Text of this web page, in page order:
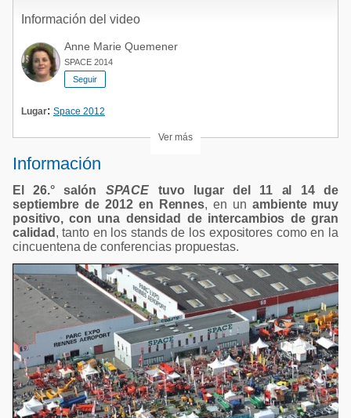
Información del video
Anne Marie Quemener
SPACE 2014
Seguir
Lugar: Space 2012
Ver más
Información
El 26.° salón SPACE tuvo lugar del 11 al 14 de
septiembre de 2012 en Rennes, en unambiente muy
positivo, con una densidad de intercambios de gran
calidad , tanto en los stands de los expositores como en la
cincuentena de conferencias propuestas.